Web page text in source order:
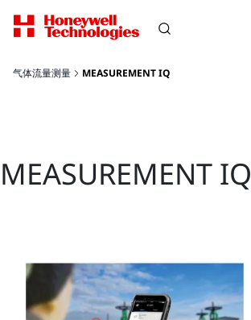
气体流量测量 MEASUREMENT IQ
MEASUREMENT IQ